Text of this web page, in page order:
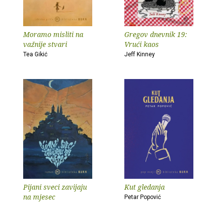
Moramo misliti na
važnije stvari
Tea Gikić
Gregov dnevnik 19:
Vrući kaos
Jeff Kinney
Pijani sveci zavijaju
na mjesec
Kut gledanja
Petar Popović